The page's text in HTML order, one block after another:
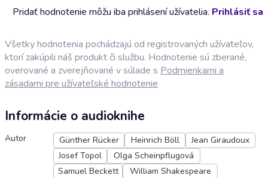
Pridať hodnotenie môžu iba prihlásení užívatelia. Prihlásiť sa
Všetky hodnotenia pochádzajú od registrovaných užívateľov,
ktorí zakúpili náš produkt či službu. Hodnotenie sú zberané,
overované a zverejňované v súlade s Podmienkami a
zásadami pre užívateľské hodnotenie
Informácie o audioknihe
Autor Günther Rücker Heinrich Böll
Jean Giraudoux
Josef Topol
Olga Scheinpflugová
Samuel Beckett
William Shakespeare